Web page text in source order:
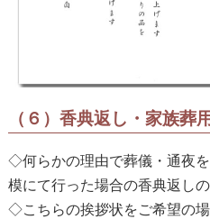
（６）香典返し・家族葬用
◇何らかの理由で葬儀・通夜
模にて行った場合の香典返しの
◇こちらの挨拶状をご希望の